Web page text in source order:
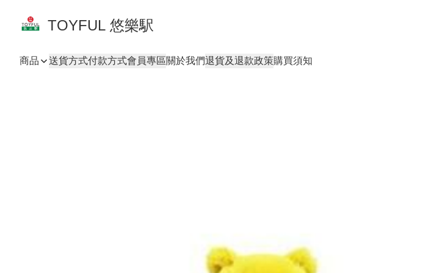
TOYFUL 悠樂駅
商品 送貨方式付款方式會員專區關於我們退貨及退款政策購買須知